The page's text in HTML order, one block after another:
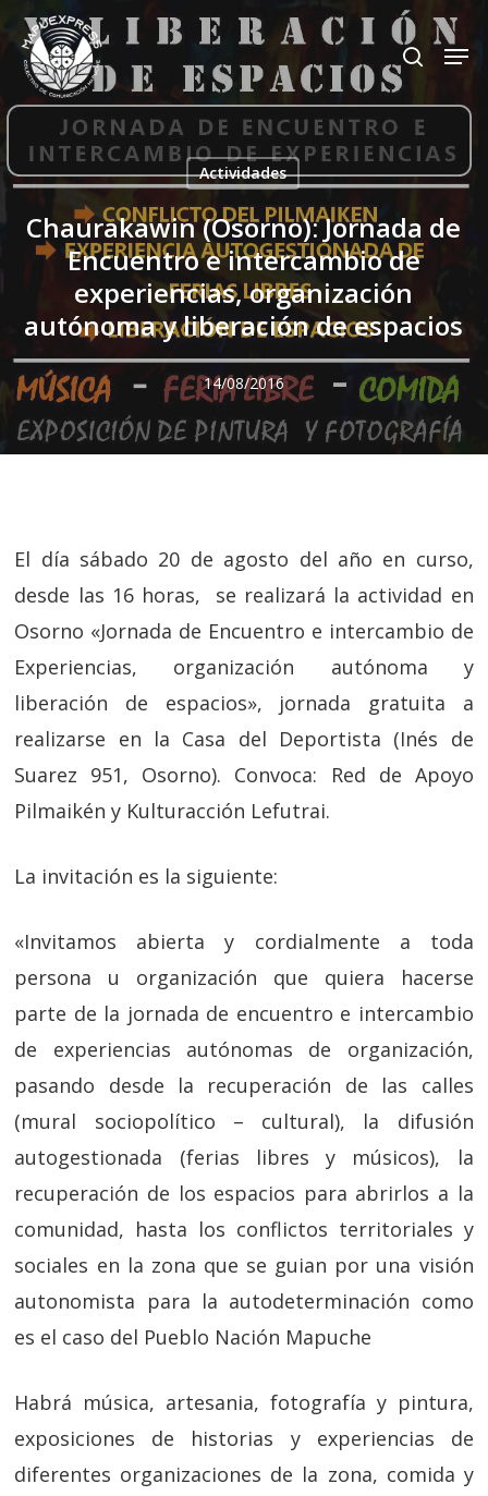
Skip
main
content
search
Actividades
Chaurakawin (Osorno): Jornada de
Encuentro e intercambio de
experiencias, organización
autónoma y liberación de espacios
14/08/2016
El día sábado 20 de agosto del año en curso,
desde las 16 horas, se realizará la actividad en
Osorno «Jornada de Encuentro e intercambio de
Experiencias, organización autónoma y
liberación de espacios», jornada gratuita a
realizarse en la Casa del Deportista (Inés de
Suarez 951, Osorno). Convoca: Red de Apoyo
Pilmaikén y Kulturacción Lefutrai.
La invitación es la siguiente:
«Invitamos abierta y cordialmente a toda
persona u organización que quiera hacerse
parte de la jornada de encuentro e intercambio
de experiencias autónomas de organización,
pasando desde la recuperación de las calles
(mural sociopolítico – cultural), la difusión
autogestionada (ferias libres y músicos), la
recuperación de los espacios para abrirlos a la
comunidad, hasta los conflictos territoriales y
sociales en la zona que se guian por una visión
autonomista para la autodeterminación como
es el caso del Pueblo Nación Mapuche
Habrá música, artesania, fotografía y pintura,
exposiciones de historias y experiencias de
diferentes organizaciones de la zona, comida y
Close
Menu